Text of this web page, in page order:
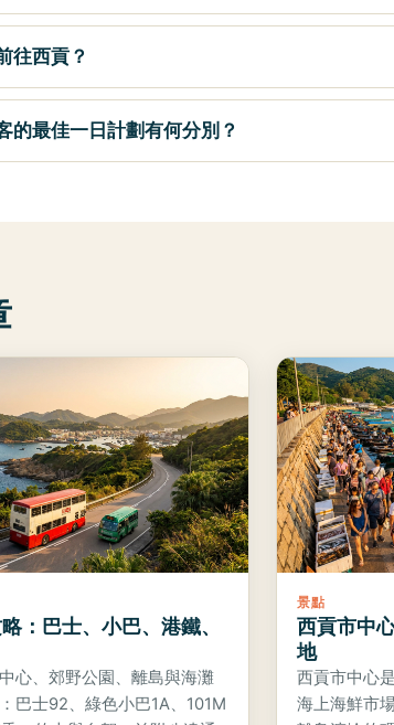
往西貢？
的最佳一日計劃有何分別？
：巴士、小巴、港鐵、
心、郊野公園、離島與海灘
巴士92、綠色小巴1A、101M
景點
西貢市中
地
西貢市中心
海上海鮮市